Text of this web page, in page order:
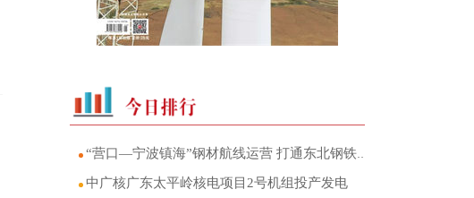
“营口—宁波镇海”钢材航线运营 打通东北钢铁产区至华东市场海运直达通道
中广核广东太平岭核电项目2号机组投产发电